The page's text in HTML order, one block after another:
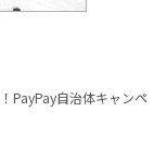
PayPay自治体キャンペ